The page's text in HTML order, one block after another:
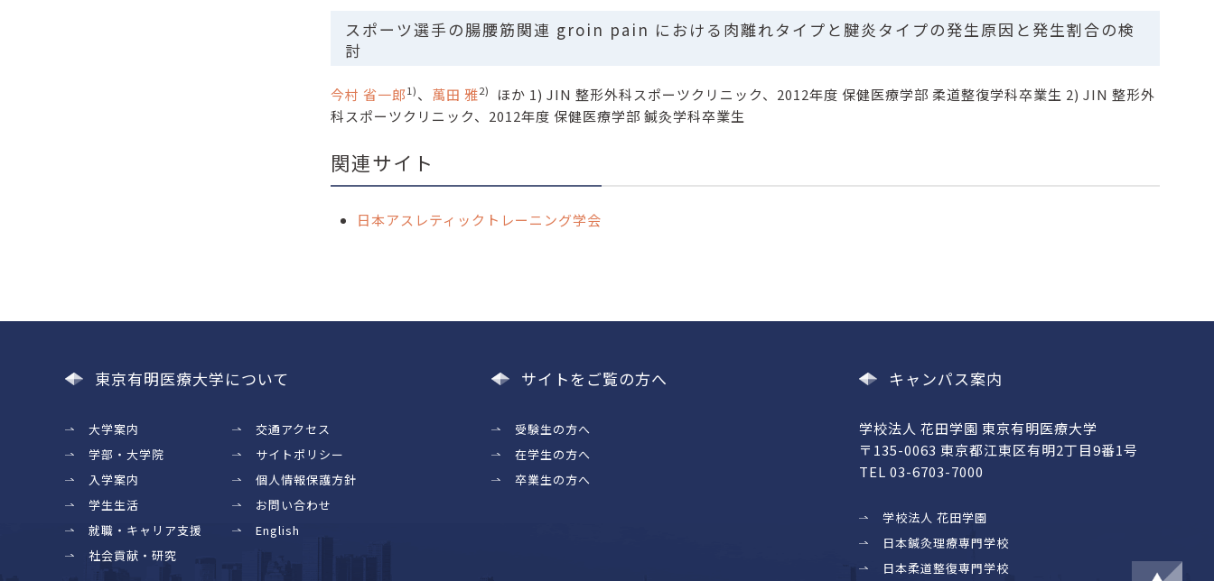
スポーツ選手の腸腰筋関連 groin pain における肉離れタイプと腱炎タイプの発生原因と発生割合の検
討
今村 省一郎1)、 萬田 雅2)
ほか 1) JIN 整形外科スポーツクリニック、2012年度 保健医療学部 柔道整復学科卒業生 2) JIN 整形外
科スポーツクリニック、2012年度 保健医療学部 鍼灸学科卒業生
関連サイト
日本アスレティックトレーニング学会
東京有明医療大学について
大学案内
学部・大学院
入学案内
学生生活
就職・キャリア支援
社会貢献・研究
交通アクセス
サイトポリシー
個人情報保護方針
お問い合わせ
English
サイトをご覧の方へ
受験生の方へ
在学生の方へ
卒業生の方へ
キャンパス案内
学校法人 花田学園 東京有明医療大学
〒135-0063 東京都江東区有明2丁目9番1号
TEL 03-6703-7000
学校法人 花田学園
日本鍼灸理療専門学校
日本柔道整復専門学校